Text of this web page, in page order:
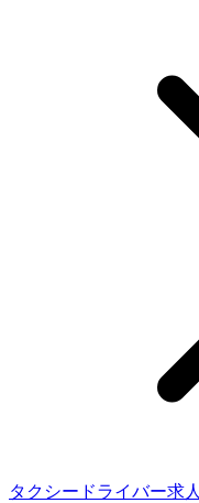
タクシードライバー求人